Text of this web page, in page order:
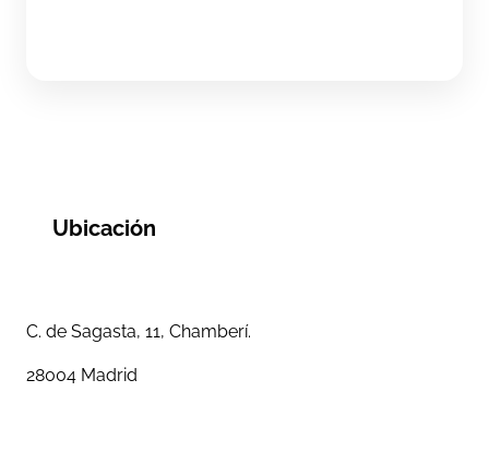
Ubicación
C. de Sagasta, 11, Chamberí.
28004 Madrid